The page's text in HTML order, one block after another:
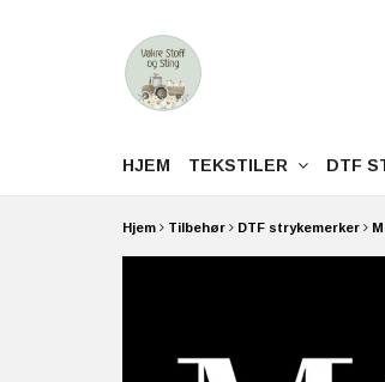
Hjem Tilbehør DTF strykemerker
HJEM TEKSTILER DTF